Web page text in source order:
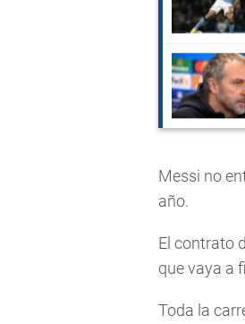
Messi no
año.
El contrato
que vaya a
Toda la